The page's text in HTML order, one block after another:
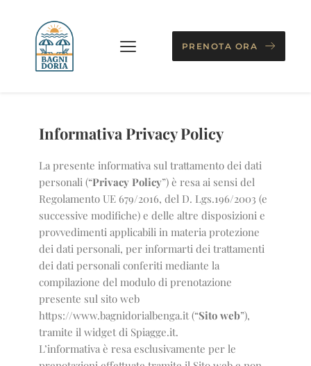
PRENOTA ORA
Informativa Privacy Policy
La presente informativa sul trattamento dei dati
personali (“Privacy Policy”) è resa ai sensi del
Regolamento UE 679/2016, del D. Lgs.196/2003 (e
successive modifiche) e delle altre disposizioni e
provvedimenti applicabili in materia protezione
dei dati personali, per informarti dei trattamenti
dei dati personali conferiti mediante la
compilazione del modulo di prenotazione
presente sul sito web
https://www.bagnidorialbenga.it (“Sito web”),
tramite il widget di Spiagge.it.
L’informativa è resa esclusivamente per le